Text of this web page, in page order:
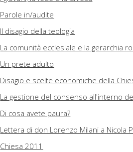
Parole in/audite
Il disagio della teologia
La comunità ecclesiale e la gerarchia
Un prete adulto
Disagio e scelte economiche della
La gestione del consenso all'interno
Di cosa avete paura?
Lettera di don Lorenzo Milani a Nicola
Chiesa 2011